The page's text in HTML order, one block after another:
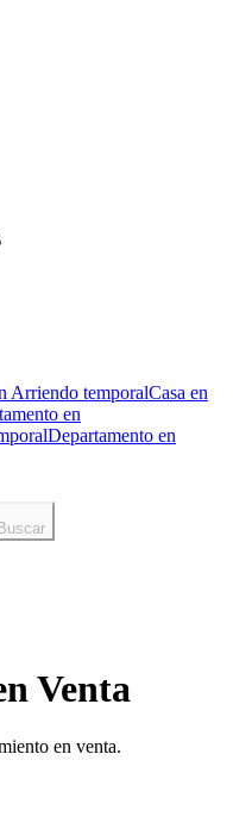
Arriendo temporalCasa en
en
Departamento en
Venta
en venta.